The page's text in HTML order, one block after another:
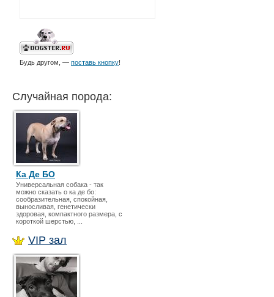
Будь другом, — поставь кнопку!
Случайная порода:
Ка Де БО
Универсальная собака - так
можно сказать о ка де бо:
сообразительная, спокойная,
выносливая, генетически
здоровая, компактного размера, с
короткой шерстью, ...
VIP зал